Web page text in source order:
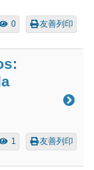
0 友善列印
1 友善列印